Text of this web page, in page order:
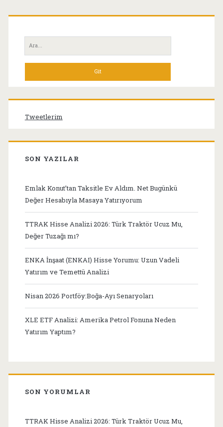
Birincil
Yan
Menü
Ara:
Tweetlerim
SON YAZILAR
Emlak Konut’tan Taksitle Ev Aldım. Net Bugünkü
Değer Hesabıyla Masaya Yatırıyorum
TTRAK Hisse Analizi 2026: Türk Traktör Ucuz Mu,
Değer Tuzağı mı?
ENKA İnşaat (ENKAI) Hisse Yorumu: Uzun Vadeli
Yatırım ve Temettü Analizi
Nisan 2026 Portföy:Boğa-Ayı Senaryoları
XLE ETF Analizi: Amerika Petrol Fonuna Neden
Yatırım Yaptım?
SON YORUMLAR
TTRAK Hisse Analizi 2026: Türk Traktör Ucuz Mu,